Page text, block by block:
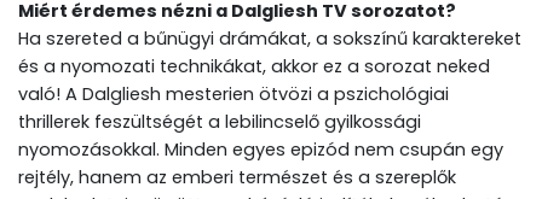
Miért érdemes nézni a Dalgliesh TV sorozatot?
Ha szereted a bűnügyi drámákat, a sokszínű karaktereket
és a nyomozati technikákat, akkor ez a sorozat neked
való! A Dalgliesh mesterien ötvözi a pszichológiai
thrillerek feszültségét a lebilincselő gyilkossági
nyomozásokkal. Minden egyes epizód nem csupán egy
rejtély, hanem az emberi természet és a szereplők